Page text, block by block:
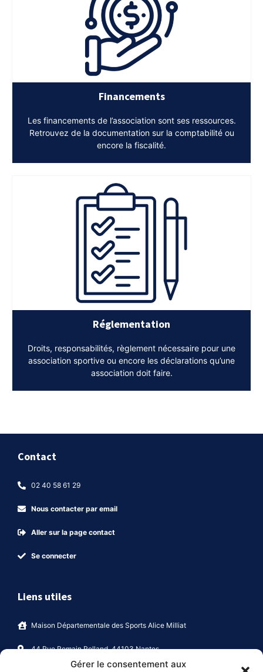
Gérer le consentement aux
Financements
Les financements de l’association sont ses ressources.
Retrouvez de la documentation sur la comptabilité ou
encore la fiscalité.
Réglementation
Droits, responsabilités, règlement nécessaire pour une
association sportive ou encore les déclarations qu’une
association doit faire.
Contact
02 40 58 61 29
Nous contacter par email
Aller sur la page contact
Se connecter
Liens utiles
Maison Départementale des Sports Alice Milliat
44 Rue Romain Rolland, 44103 Nantes